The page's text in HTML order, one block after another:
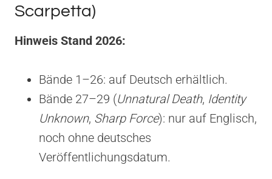
Scarpetta)
Hinweis Stand 2026:
Bände 1–26: auf Deutsch erhältlich.
Bände 27–29 (Unnatural Death, Identity
Unknown, Sharp Force): nur auf Englisch,
noch ohne deutsches
Veröffentlichungsdatum.